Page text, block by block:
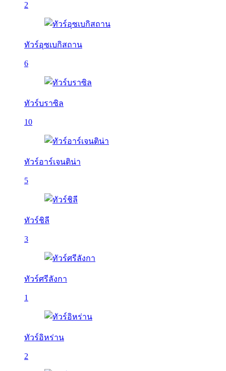
2
ทัวร์อุซเบกิสถาน
6
ทัวร์บราซิล
10
ทัวร์อาร์เจนติน่า
5
ทัวร์ชิลี
3
ทัวร์ศรีลังกา
1
ทัวร์อิหร่าน
2